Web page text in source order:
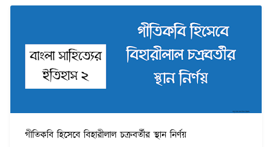
গীতিকবি হিসেবে বিহারীলাল চক্রবর্তীর স্থান নির্ণয়